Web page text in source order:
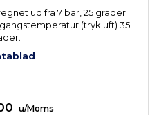
ud fra 7 bar, 25 grader
(trykluft) 35
u/Moms